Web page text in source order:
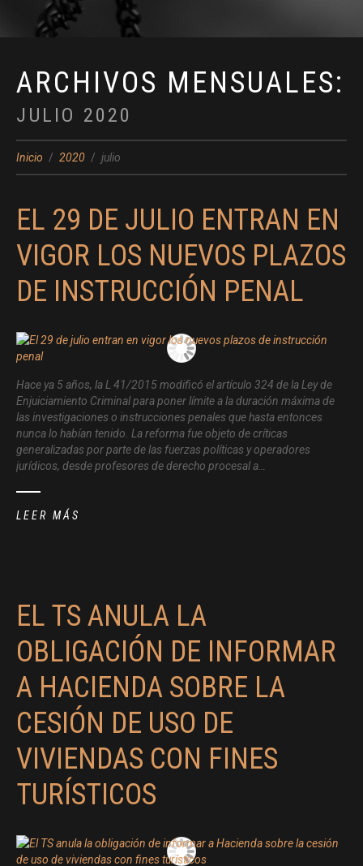
ARCHIVOS MENSUALES:
JULIO 2020
Inicio 2020 julio
EL 29 DE JULIO ENTRAN EN
VIGOR LOS NUEVOS PLAZOS
DE INSTRUCCIÓN PENAL
Hace ya 5 años, la L 41/2015 modificó el artículo 324 de la Ley de
Enjuiciamiento Criminal para poner límite a la duración máxima de
las investigaciones o instrucciones penales que hasta entonces
nunca lo habían tenido. La reforma fue objeto de críticas
generalizadas por parte de las fuerzas políticas y operadores
jurídicos, desde profesores de derecho procesal a…
LEER MÁS
EL TS ANULA LA
OBLIGACIÓN DE INFORMAR
A HACIENDA SOBRE LA
CESIÓN DE USO DE
VIVIENDAS CON FINES
TURÍSTICOS